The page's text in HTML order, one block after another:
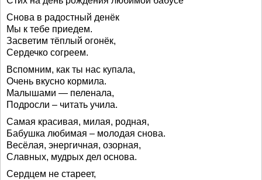
Снова в радостный денёк
Мы к тебе приедем.
Засветим тёплый огонёк,
Сердечко согреем.
Вспомним, как ты нас купала,
Очень вкусно кормила.
Малышами — пеленала,
Подросли – читать учила.
Самая красивая, милая, родная,
Бабушка любимая – молодая снова.
Весёлая, энергичная, озорная,
Славных, мудрых дел основа.
Сердцем не стареет,